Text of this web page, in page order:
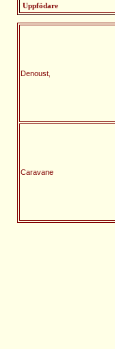
Uppfödare
Denoust‚
Caravane